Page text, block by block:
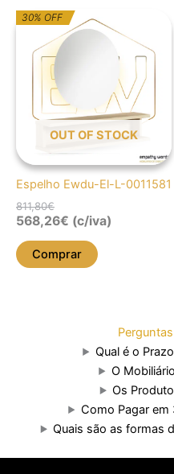
30% OFF
OUT OF STOCK
Espelho Ewdu-El-L-0011581
811,80€
O
preço
original
era:
811,80€.
O
preço
atual
é:
568,26€.
568,26€ (c/iva)
Comprar
Qual é o
O
Os
Como Pagar em
Quais são as formas